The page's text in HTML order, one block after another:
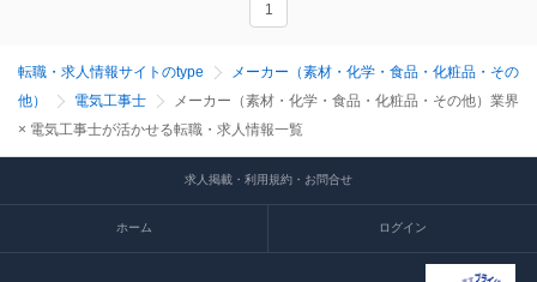
1
転職・求人情報サイトのtype
メーカー（素材・化学・食品・化粧品・その
他）
電気工事士
メーカー（素材・化学・食品・化粧品・その他）業界
× 電気工事士が活かせる転職・求人情報一覧
求人掲載・利用規約・お問合せ
ホーム ログイン